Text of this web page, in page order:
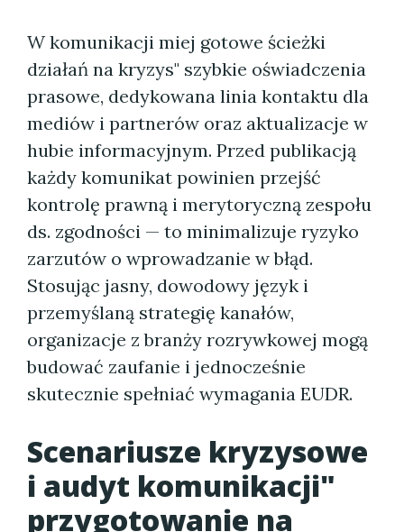
W komunikacji miej gotowe ścieżki
działań na kryzys" szybkie oświadczenia
prasowe, dedykowana linia kontaktu dla
mediów i partnerów oraz aktualizacje w
hubie informacyjnym. Przed publikacją
każdy komunikat powinien przejść
kontrolę prawną i merytoryczną zespołu
ds. zgodności — to minimalizuje ryzyko
zarzutów o wprowadzanie w błąd.
Stosując jasny, dowodowy język i
przemyślaną strategię kanałów,
organizacje z branży rozrywkowej mogą
budować zaufanie i jednocześnie
skutecznie spełniać wymagania EUDR.
Scenariusze kryzysowe
i audyt komunikacji"
przygotowanie na